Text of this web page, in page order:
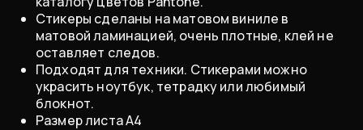
Стикеры сделаны на матовом виниле в
матовой ламинацией, очень плотные, клей не
оставляет следов.
Подходят для техники. Стикерами можно
украсить ноутбук, тетрадку или любимый
блокнот.
Размер листа А4